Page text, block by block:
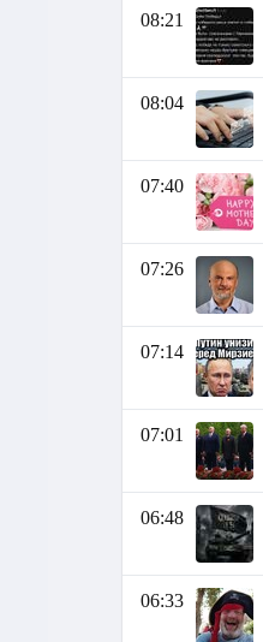
08:21
08:04
07:40
07:26
07:14
07:01
06:48
06:33